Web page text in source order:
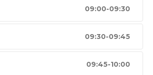
09:00-09:30
09:30-09:45
09:45-10:00